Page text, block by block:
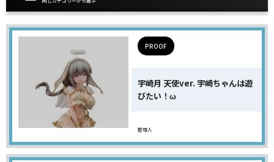
PROOF
宇崎月 天使ver. 宇崎ちゃんは遊
びたい！ω
管理人